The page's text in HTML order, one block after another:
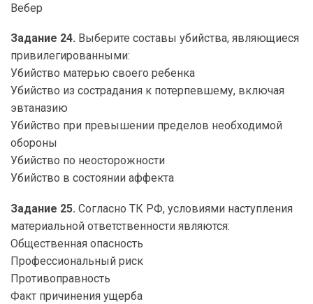
Вебер
Задание 24. Выберите составы убийства, являющиеся
привилегированными:
Убийство матерью своего ребенка
Убийство из сострадания к потерпевшему, включая
эвтаназию
Убийство при превышении пределов необходимой
обороны
Убийство по неосторожности
Убийство в состоянии аффекта
Задание 25. Согласно ТК РФ, условиями наступления
материальной ответственности являются:
Общественная опасность
Профессиональный риск
Противоправность
Факт причинения ущерба